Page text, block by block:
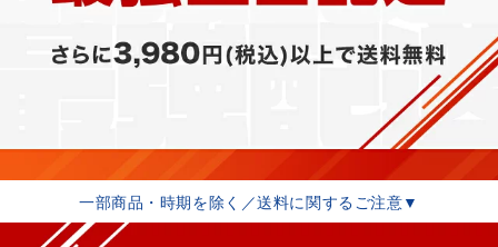
一部商品・時期を除く／送料に関するご注意▼